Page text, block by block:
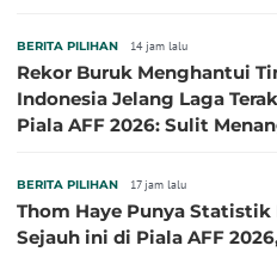
BERITA PILIHAN 14 jam lalu
Rekor Buruk Menghantui
Indonesia Jelang Laga
Piala AFF 2026: Sulit
BERITA PILIHAN 17 jam lalu
Thom Haye Punya Statistik
Sejauh ini di Piala AFF